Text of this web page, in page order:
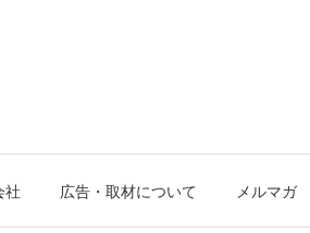
社 広告・取材について メルマガ